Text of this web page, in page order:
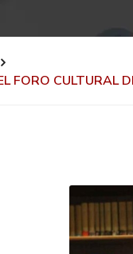
FORO CULTURAL